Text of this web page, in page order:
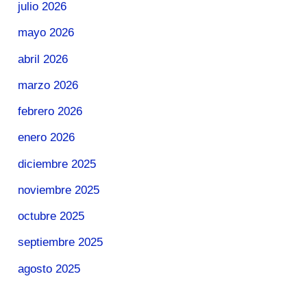
julio 2026
mayo 2026
abril 2026
marzo 2026
febrero 2026
enero 2026
diciembre 2025
noviembre 2025
octubre 2025
septiembre 2025
agosto 2025